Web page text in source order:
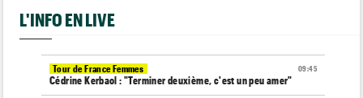
L'INFO EN LIVE
09:45
Tour de France Femmes
Cédrine Kerbaol : "Terminer deuxième, c'est un peu amer"